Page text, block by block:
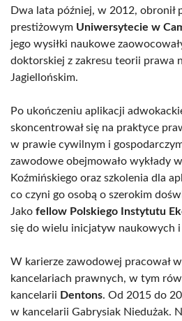
Dwa lata później, w 2012, obronił
prestiżowym Uniwersytecie w
jego wysiłki naukowe
doktorskiej z zakresu teorii prawa
Jagiellońskim.
Po ukończeniu aplikacji
skoncentrował się na praktyce
w prawie cywilnym i
zawodowe obejmowało wykłady
Koźmińskiego oraz szkolenia dla
co czyni go osobą o szerokim
Jako fellow Polskiego Instytutu
się do wielu inicjatyw naukowych i
W karierze zawodowej pracował
kancelariach prawnych, w tym
kancelarii Dentons. Od 2015 do
w kancelarii Gabrysiak Niedużak.